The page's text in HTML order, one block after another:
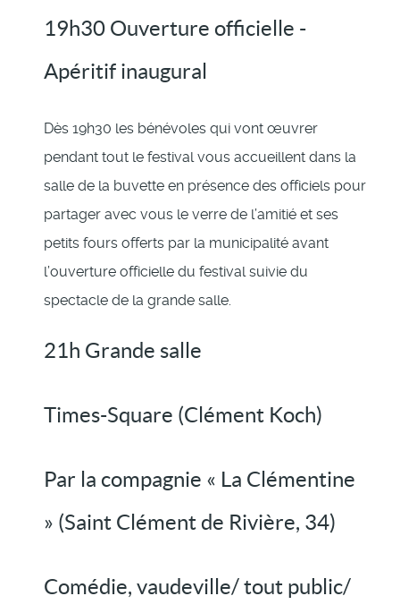
19h30 Ouverture officielle -
Apéritif inaugural
Dès 19h30 les bénévoles qui vont œuvrer
pendant tout le festival vous accueillent dans la
salle de la buvette en présence des officiels pour
partager avec vous le verre de l’amitié et ses
petits fours offerts par la municipalité avant
l’ouverture officielle du festival suivie du
spectacle de la grande salle.
21h Grande salle
Times-Square (Clément Koch)
Par la compagnie « La Clémentine
» (Saint Clément de Rivière, 34)
Comédie, vaudeville/ tout public/